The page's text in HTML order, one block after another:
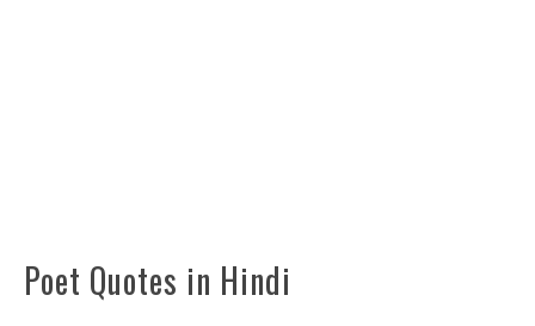
Poet Quotes in Hindi